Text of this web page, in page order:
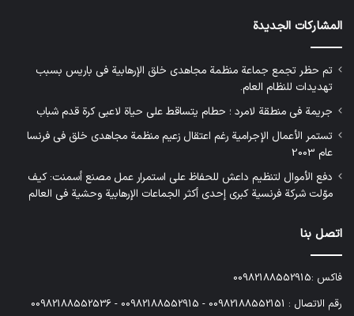
المشاركات الجديدة
تم حظر تجمع جماعة منظمة مجاهدي خلق الإرهابية في باريس بسبب
تهديدات للنظام العام.
جريمة في منطقة لامرد ؛ حطام يتساقط على حياة لاعبي كرة قدم شباب
تستمر الأعمال الإجرامية رغم اعتقال زعيم منظمة مجاهدي خلق في فرنسا
عام 2003
دفع الأموال لتنظيم داعش للحفاظ على استمرار عمل مصنع أسمنت: كيف
موّلت شركة فرنسية كبرى إحدى أكثر الجماعات الإرهابية وحشية في العالم
اتصل بنا
فاكس :00982188552915
رقم الاتصال : 00982188552151 - 00982188552915 - 00982188552536